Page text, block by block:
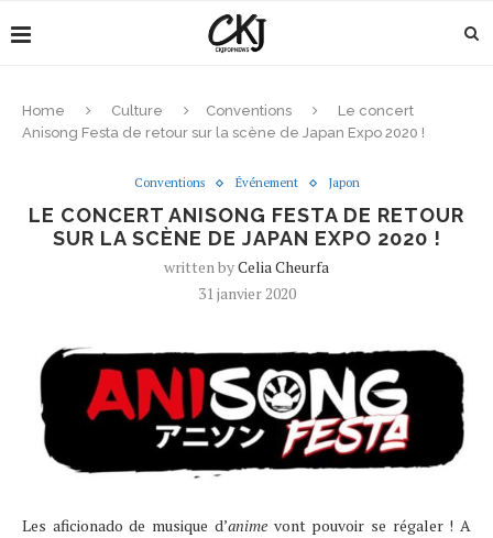
Home Culture Conventions
Le concert
Anisong Festa de retour sur la scène de Japan Expo 2020 !
Conventions Événement Japon
LE CONCERT ANISONG FESTA DE RETOUR
SUR LA SCÈNE DE JAPAN EXPO 2020 !
written byCelia Cheurfa
31 janvier 2020
Les aficionado de musique d’animevont pouvoir se régaler ! A